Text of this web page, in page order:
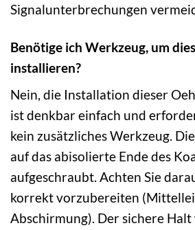
Signalunterbrechungen
Benötige ich Werkzeug, um
installieren?
Nein, die Installation dieser
ist denkbar einfach und
kein zusätzliches Werkzeug.
auf das abisolierte Ende des
aufgeschraubt. Achten Sie
korrekt vorzubereiten
Abschirmung). Der sichere